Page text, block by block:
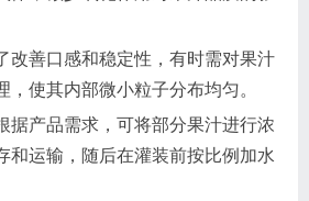
改善口感和稳定性，有时需对果汁
，使其内部微小粒子分布均匀。
据产品需求，可将部分果汁进行浓
和运输，随后在灌装前按比例加水